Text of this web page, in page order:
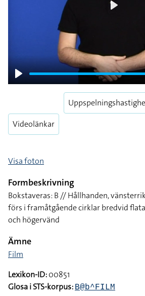
Play
Videolänkar
Visa foton
Formbeskrivning
Bokstaveras: B // Hållhanden,
förs i framåtgående cirklar bredvid
och högervänd
Ämne
Film
Lexikon-ID:00851
Glosa i STS-korpus: B@b^FILM